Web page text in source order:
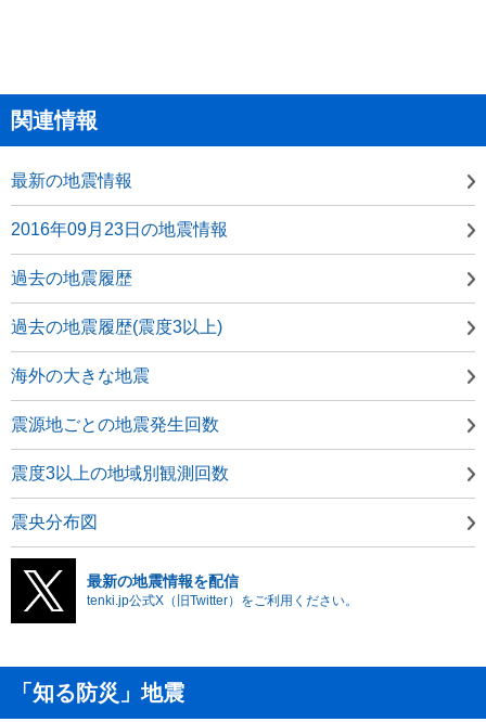
関連情報
最新の地震情報
2016年09月23日の地震情報
過去の地震履歴
過去の地震履歴(震度3以上)
海外の大きな地震
震源地ごとの地震発生回数
震度3以上の地域別観測回数
震央分布図
最新の地震情報を配信
tenki.jp公式X（旧Twitter）をご利用ください。
「知る防災」地震